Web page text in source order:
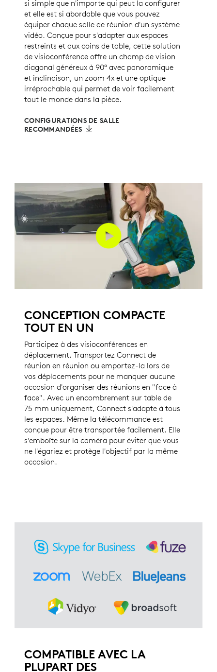
si simple que n'importe qui peut la configurer
et elle est si abordable que vous pouvez
équiper chaque salle de réunion d'un système
vidéo. Conçue pour s'adapter aux espaces
restreints et aux coins de table, cette solution
de visioconférence offre un champ de vision
diagonal généreux à 90° avec panoramique
et inclinaison, un zoom 4x et une optique
irréprochable qui permet de voir facilement
tout le monde dans la pièce.
CONFIGURATIONS DE SALLE
RECOMMANDÉES
CONCEPTION COMPACTE
TOUT EN UN
Participez à des visioconférences en
déplacement. Transportez Connect de
réunion en réunion ou emportez-la lors de
vos déplacements pour ne manquer aucune
occasion d'organiser des réunions en "face à
face". Avec un encombrement sur table de
75 mm uniquement, Connect s'adapte à tous
les espaces. Même la télécommande est
conçue pour être transportée facilement. Elle
s'emboîte sur la caméra pour éviter que vous
ne l'égariez et protège l'objectif par la même
occasion.
COMPATIBLE AVEC LA
PLUPART DES